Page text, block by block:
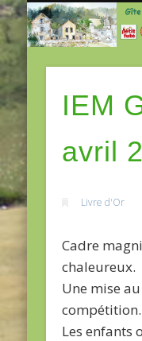
IEM
avril
Livre d'Or
Cadre
chaleureux.
Une mise
compétition.
Les enfants